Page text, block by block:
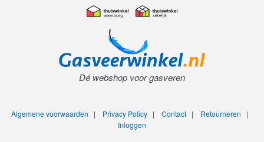
Dé webshop voor gasveren
Algemene voorwaarden | Privacy Policy| Contact| Retourneren |
Inloggen